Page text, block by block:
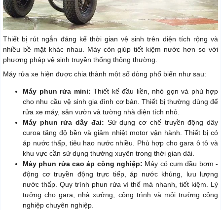
Thiết bị rút ngắn đáng kể thời gian vệ sinh trên diện tích rộng và
nhiều bề mặt khác nhau. Máy còn giúp tiết kiệm nước hơn so với
phương pháp vệ sinh truyền thống thông thường.
Máy rửa xe hiện được chia thành một số dòng phổ biến như sau:
Máy phun rửa mini: Thiết kế đầu liền, nhỏ gọn và phù hợp
cho nhu cầu vệ sinh gia đình cơ bản. Thiết bị thường dùng để
rửa xe máy, sân vườn và tường nhà diện tích nhỏ.
Máy phun rửa dây đai: Sử dụng cơ chế truyền động dây
curoa tăng độ bền và giảm nhiệt motor vận hành. Thiết bị có
áp nước thấp, tiêu hao nước nhiều. Phù hợp cho gara ô tô và
khu vực cần sử dụng thường xuyên trong thời gian dài.
Máy phun rửa cao áp công nghiệp: Máy có cụm đầu bơm -
động cơ truyền động trực tiếp, áp nước khủng, lưu lượng
nước thấp. Quy trình phun rửa vì thế mà nhanh, tiết kiệm. Lý
tưởng cho gara, nhà xưởng, công trình và môi trường công
nghiệp chuyên nghiệp.